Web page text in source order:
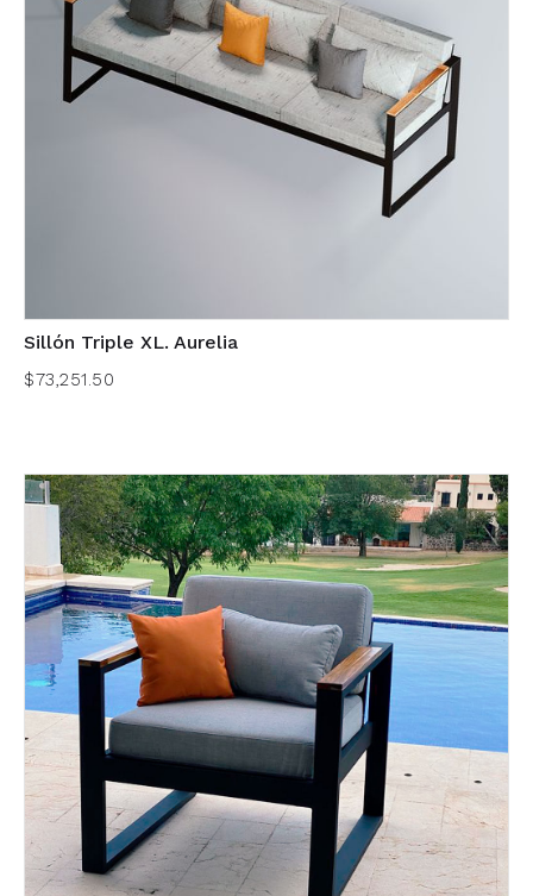
Sillón Triple XL. Aurelia
$73,251.50